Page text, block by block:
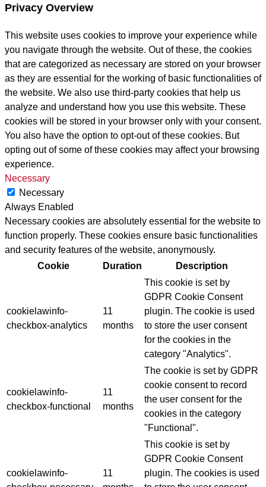
Privacy Overview
This website uses cookies to improve your experience while
you navigate through the website. Out of these, the cookies
that are categorized as necessary are stored on your browser
as they are essential for the working of basic functionalities of
the website. We also use third-party cookies that help us
analyze and understand how you use this website. These
cookies will be stored in your browser only with your consent.
You also have the option to opt-out of these cookies. But
opting out of some of these cookies may affect your browsing
experience.
Necessary
Necessary
Always Enabled
Necessary cookies are absolutely essential for the website to
function properly. These cookies ensure basic functionalities
and security features of the website, anonymously.
Cookie
Duration Description
cookielawinfo-
checkbox-analytics
11
months
This cookie is set by
GDPR Cookie Consent
plugin. The cookie is used
to store the user consent
for the cookies in the
category "Analytics".
cookielawinfo-
checkbox-functional
11
months
The cookie is set by GDPR
cookie consent to record
the user consent for the
cookies in the category
"Functional".
cookielawinfo-
11
This cookie is set by
GDPR Cookie Consent
plugin. The cookies is used